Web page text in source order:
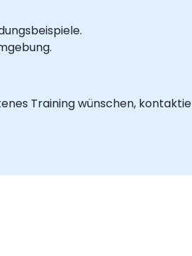
Training wünschen,